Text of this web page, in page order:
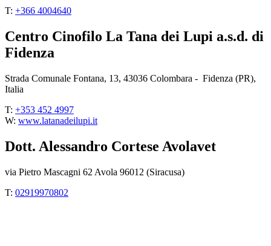
T: +366 4004640
Centro Cinofilo La Tana dei Lupi a.s.d. di
Fidenza
Strada Comunale Fontana, 13, 43036 Colombara - Fidenza (PR),
Italia
T: +353 452 4997
W: www.latanadeilupi.it
Dott. Alessandro Cortese Avolavet
via Pietro Mascagni 62 Avola 96012 (Siracusa)
T: 02919970802